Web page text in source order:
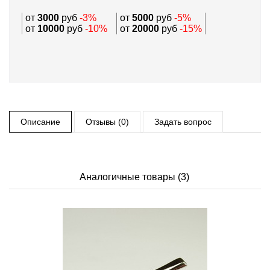
от 3000 руб -3% от 5000 руб -5%
от 10000 руб -10% от 20000 руб -15%
Описание Отзывы (0) Задать вопрос
Аналогичные товары (3)